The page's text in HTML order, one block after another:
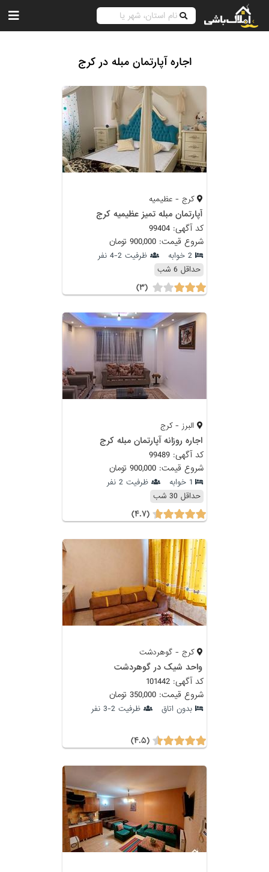
اجاره آپارتمان مبله در کرج
کرج - عظیمیه
آپارتمان مبله تمیز عظیمیه کرج
کد آگهی: 99404
شروع قیمت: 900,000 تومان
2 خوابه
ظرفیت 2-4 نفر
حداقل 6 شب
(۳)
البرز - کرج
اجاره روزانه آپارتمان مبله کرج
کد آگهی: 99489
شروع قیمت: 900,000 تومان
1 خوابه
ظرفیت 2 نفر
حداقل 30 شب
(۴.۷)
کرج - گوهردشت
واحد شیک در گوهردشت
کد آگهی: 101442
شروع قیمت: 350,000 تومان
بدون اتاق ظرفیت 2-3 نفر
(۴.۵)